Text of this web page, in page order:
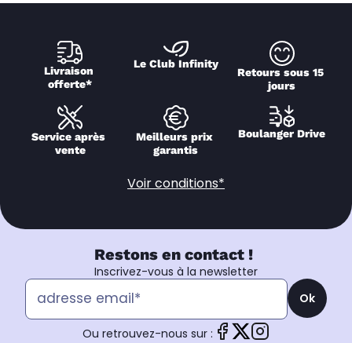
Livraison
offerte*
Le Club Infinity
Retours sous 15
jours
Service après
vente
Meilleurs prix
garantis
Boulanger Drive
Voir conditions*
Restons en contact !
Inscrivez-vous à la newsletter
Ok
Ou retrouvez-nous sur :